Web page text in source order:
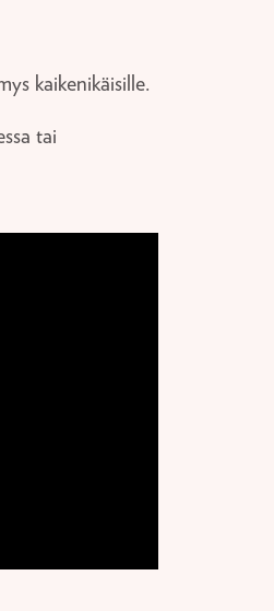
kaikenikäisille.
tai